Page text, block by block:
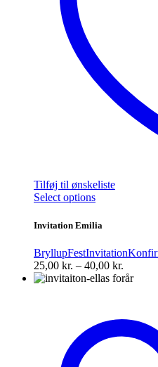
Tilføj til ønskeliste
Select optionsDette
har
varianter.
Mulighederne
kan
vælges
Invitation Emilia
BryllupFestInvitation
25,00 kr. – 40,00 kr.
25,00 kr.